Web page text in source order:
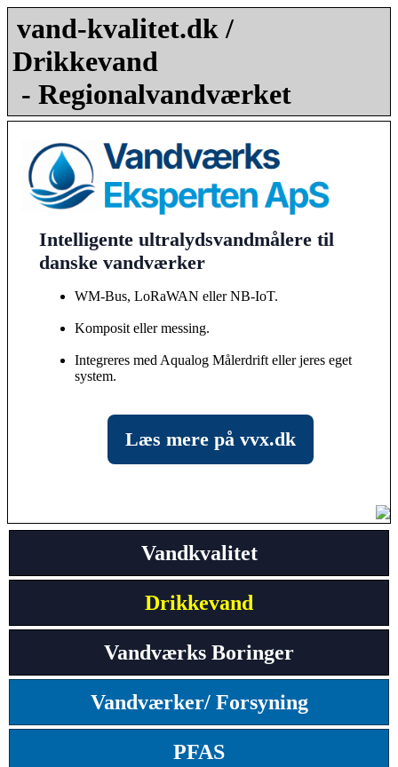
vand-kvalitet.dk /
Drikkevand
- Regionalvandværket
Intelligente ultralydsvandmålere til
danske vandværker
WM-Bus, LoRaWAN eller NB-IoT.
Komposit eller messing.
Integreres med Aqualog Målerdrift eller jeres eget
system.
Læs mere på vvx.dk
Vandkvalitet
Drikkevand
Vandværks Boringer
Vandværker/ Forsyning
PFAS